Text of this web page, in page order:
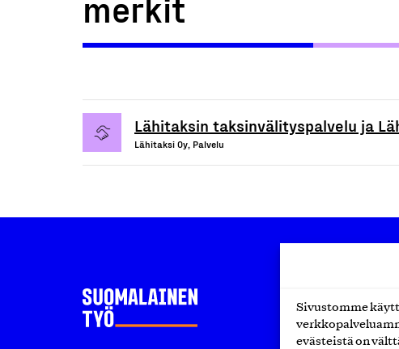
Sivustomme
evästeistä on
Lähitaksin taksinvälityspalvelu ja
Lähitaksi Oy, Palvelu